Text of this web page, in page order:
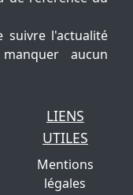
suivre l'actualité
aucun
LIENS
UTILES
Mentions
légales